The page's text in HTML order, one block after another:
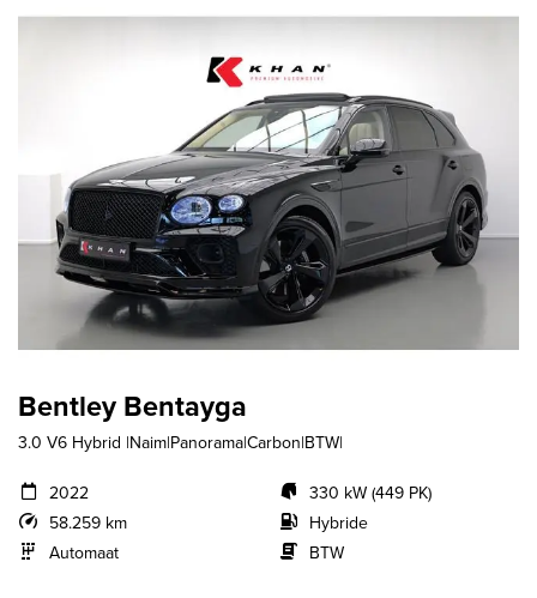
Bentley Bentayga
3.0 V6 Hybrid |Naim|Panorama|Carbon|BTW|
2022
58.259 km
Automaat
330 kW (449 PK)
Hybride
BTW